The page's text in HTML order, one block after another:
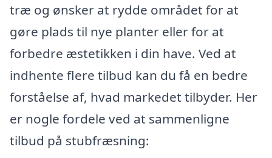
træ og ønsker at rydde området for at
gøre plads til nye planter eller for at
forbedre æstetikken i din have. Ved at
indhente flere tilbud kan du få en bedre
forståelse af, hvad markedet tilbyder. Her
er nogle fordele ved at sammenligne
tilbud på stubfræsning: